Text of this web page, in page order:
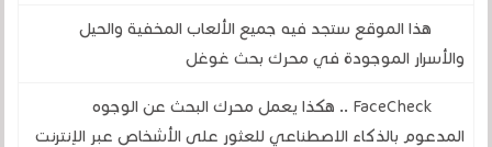
هذا الموقع ستجد فيه جميع الألعاب المخفية والحيل
والأسرار الموجودة في محرك بحث غوغل
FaceCheck .. هكذا يعمل محرك البحث عن الوجوه
المدعوم بالذكاء الاصطناعي للعثور على الأشخاص عبر الإنترنت